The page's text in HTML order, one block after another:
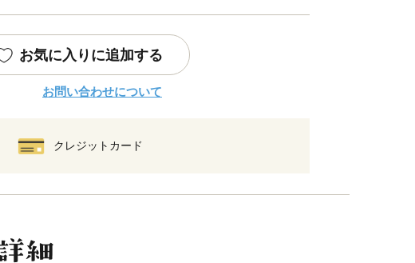
お気に入りに追加する
お問い合わせについて
クレジットカード